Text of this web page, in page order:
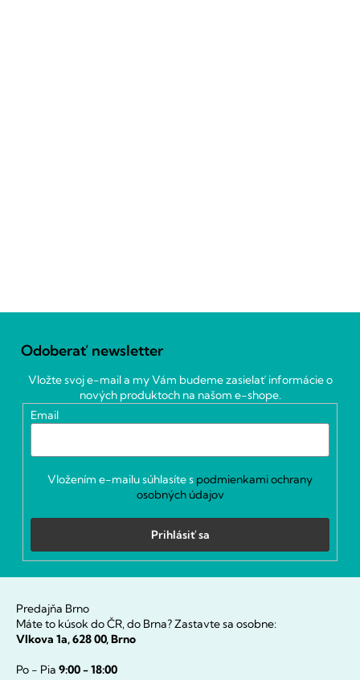
Odoberať newsletter
Vložte svoj e-mail a my Vám budeme zasielať informácie o
nových produktoch na našom e-shope.
Email
Vložením e-mailu súhlasíte s podmienkami ochrany
osobných údajov
Prihlásiť sa
Predajňa Brno
Máte to kúsok do ČR, do Brna? Zastavte sa osobne:
Vlkova 1a, 628 00, Brno
Po - Pia 9:00 - 18:00